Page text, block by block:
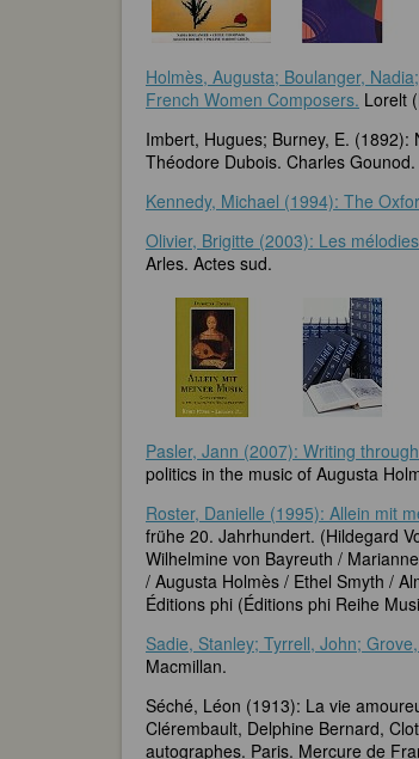
Holmès, Augusta; Boulanger,
French Women Composers. Lorelt
Imbert, Hugues; Burney, E. (1892):
Théodore Dubois. Charles
Kennedy, Michael (1994): The
Olivier, Brigitte (2003): Les
Arles. Actes sud.
Pasler, Jann (2007): Writing
politics in the music of Augusta
Roster, Danielle (1995): Allein mit
frühe 20. Jahrhundert. (Hildegard
Wilhelmine von Bayreuth /
/ Augusta Holmès / Ethel Smyth /
Éditions phi (Éditions phi Reihe
Sadie, Stanley; Tyrrell, John;
Macmillan.
Séché, Léon (1913): La vie
Clérembault, Delphine Bernard,
autographes. Paris. Mercure de